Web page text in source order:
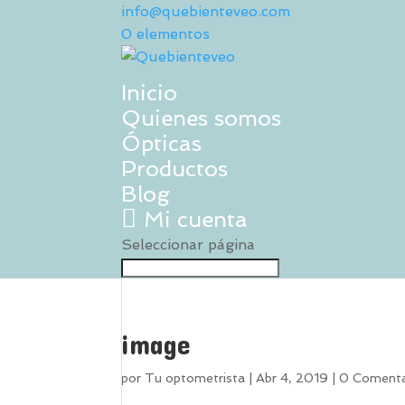
info@quebienteveo.com
0 elementos
Inicio
Quienes somos
Ópticas
Productos
Blog
Mi cuenta
Seleccionar página
image
por Tu optometrista |Abr 4, 2019 |0